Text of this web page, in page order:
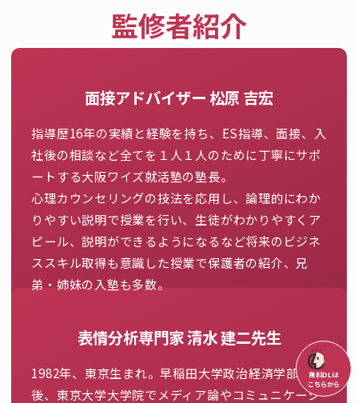
無料DLは
こちらから
監修者紹介
面接アドバイザー 松原 吉宏
指導歴16年の実績と経験を持ち、ES指導、面接、入
社後の相談など全てを１人１人のために丁寧にサポ
ートする大阪ワイズ就活塾の塾長。
心理カウンセリングの技法を応用し、論理的にわか
りやすい説明で授業を行い、生徒がわかりやすくア
ピール、説明ができるようになるなど将来のビジネ
ススキル取得も意識した授業で保護者の紹介、兄
弟・姉妹の入塾も多数。
表情分析専門家 清水 建二先生
1982年、東京生まれ。早稲田大学政治経済学部卒業
後、東京大学大学院でメディア論やコミュニケーシ